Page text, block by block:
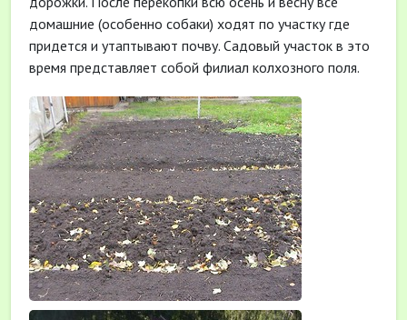
домашние (особенно собаки) ходят по участку где
придется и утаптывают почву. Садовый участок в это
время представляет собой филиал колхозного поля.